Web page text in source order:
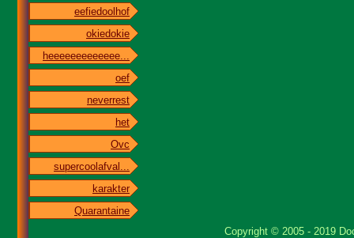
eefiedoolhof
okiedokie
heeeeeeeeeeeee...
oef
neverrest
het
Ovc
supercoolafval...
karakter
Quarantaine
Copyright © 2005 - 2019